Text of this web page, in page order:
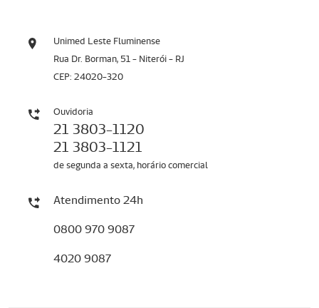
Unimed Leste Fluminense
Rua Dr. Borman, 51 - Niterói - RJ
CEP: 24020-320
Ouvidoria
21 3803-1120
21 3803-1121
de segunda a sexta, horário comercial
Atendimento 24h
0800 970 9087
4020 9087